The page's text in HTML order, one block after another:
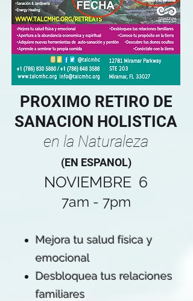
PROXIMO RETIRO DE
SANACION HOLISTICA
en la Naturaleza
(EN ESPANOL)
NOVIEMBRE 6
7am - 7pm
Mejora tu salud física y
emocional
Desbloquea tus relaciones
familiares